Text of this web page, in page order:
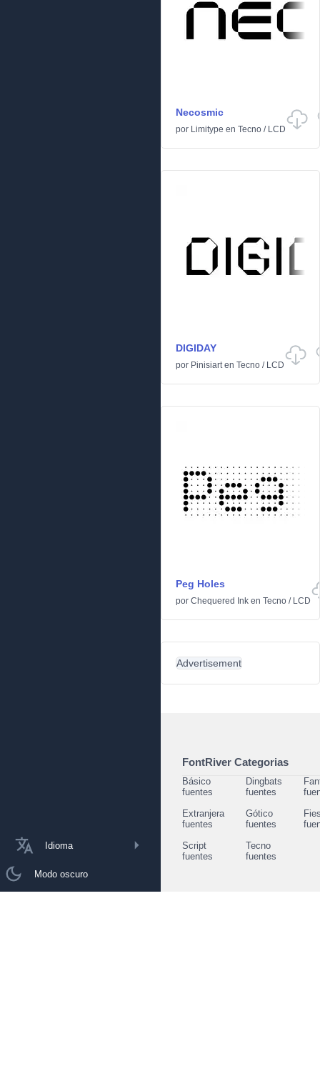
Idioma
Modo oscuro
Necosmic
por Limitype en Tecno / LCD
DIGIDAY
por Pinisiarten Tecno / LCD
Peg Holes
por Chequered Ink en Tecno / LCD
Advertisement
FontRiver Categorias
Básico
fuentes
Dingbats
fuentes
Extranjera
fuentes
Gótico
fuentes
Script
fuentes
Tecno
fuentes